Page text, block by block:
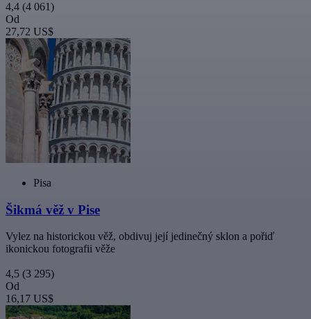
4,4 (4 061)
Od
27,72 US$
Pisa
Šikmá věž v Pise
Vylez na historickou věž, obdivuj její jedinečný sklon a pořiď
ikonickou fotografii věže
4,5 (3 295)
Od
16,17 US$